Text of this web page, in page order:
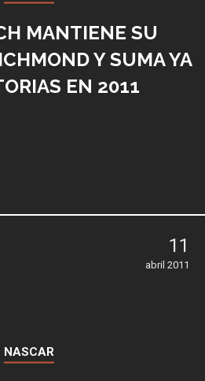
MANTIENE SU
Y SUMA YA
EN 2011
11
abril 2011
NASCAR